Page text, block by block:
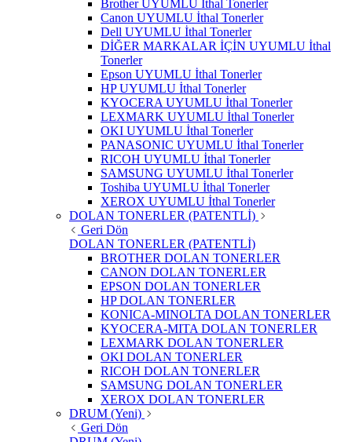
Brother UYUMLU İthal Tonerler
Canon UYUMLU İthal Tonerler
Dell UYUMLU İthal Tonerler
DİĞER MARKALAR İÇİN UYUMLU İthal
Tonerler
Epson UYUMLU İthal Tonerler
HP UYUMLU İthal Tonerler
KYOCERA UYUMLU İthal Tonerler
LEXMARK UYUMLU İthal Tonerler
OKI UYUMLU İthal Tonerler
PANASONIC UYUMLU İthal Tonerler
RICOH UYUMLU İthal Tonerler
SAMSUNG UYUMLU İthal Tonerler
Toshiba UYUMLU İthal Tonerler
XEROX UYUMLU İthal Tonerler
DOLAN TONERLER (PATENTLİ)
Geri Dön
DOLAN TONERLER (PATENTLİ)
BROTHER DOLAN TONERLER
CANON DOLAN TONERLER
EPSON DOLAN TONERLER
HP DOLAN TONERLER
KONICA-MINOLTA DOLAN TONERLER
KYOCERA-MITA DOLAN TONERLER
LEXMARK DOLAN TONERLER
OKI DOLAN TONERLER
RICOH DOLAN TONERLER
SAMSUNG DOLAN TONERLER
XEROX DOLAN TONERLER
DRUM (Yeni)
Geri Dön